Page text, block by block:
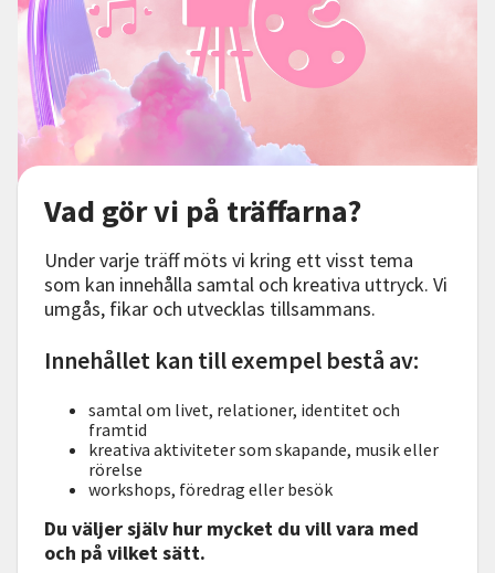
Vad gör vi på träffarna?
Under varje träff möts vi kring ett visst tema
som kan innehålla samtal och kreativa uttryck. Vi
umgås, fikar och utvecklas tillsammans.
Innehållet kan till exempel bestå av:
samtal om livet, relationer, identitet och
framtid
kreativa aktiviteter som skapande, musik eller
rörelse
workshops, föredrag eller besök
Du väljer själv hur mycket du vill vara med
och på vilket sätt.